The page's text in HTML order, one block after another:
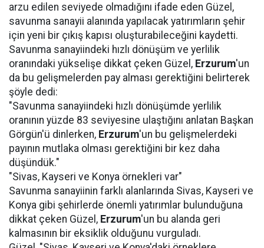
arzu edilen seviyede olmadığını ifade eden Güzel,
savunma sanayii alanında yapılacak yatırımların şehir
için yeni bir çıkış kapısı oluşturabileceğini kaydetti.
Savunma sanayiindeki hızlı dönüşüm ve yerlilik
oranındaki yükselişe dikkat çeken Güzel, Erzurum'un
da bu gelişmelerden pay alması gerektiğini belirterek
şöyle dedi:
"Savunma sanayiindeki hızlı dönüşümde yerlilik
oranının yüzde 83 seviyesine ulaştığını anlatan Başkan
Görgün'ü dinlerken, Erzurum'un bu gelişmelerdeki
payının mutlaka olması gerektiğini bir kez daha
düşündük."
"Sivas, Kayseri ve Konya örnekleri var"
Savunma sanayiinin farklı alanlarında Sivas, Kayseri ve
Konya gibi şehirlerde önemli yatırımlar bulunduğuna
dikkat çeken Güzel, Erzurum'un bu alanda geri
kalmasının bir eksiklik olduğunu vurguladı.